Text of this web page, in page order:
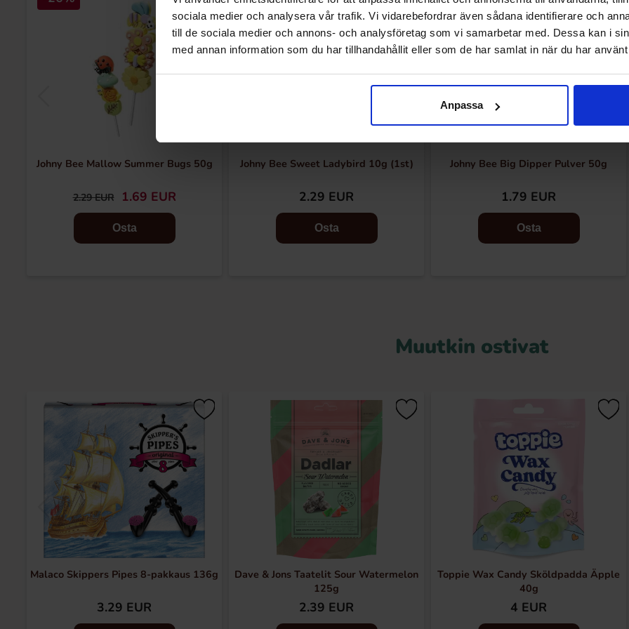
sociala medier och analysera vår trafik. Vi vidarebefordrar även sådana identifierare och
till de sociala medier och annons- och analysföretag som vi samarbetar med. Dessa kan i
med annan information som du har tillhandahållit eller som de har samlat in när du har
Anpassa
Johny Bee Mallow Summer Bugs 50g
2.29 EUR 1.69 EUR
Osta
Johny Bee Sweet Ladybird 10g (1st)
2.29 EUR
Osta
Johny Bee Big Dipper Pulver 50g
1.79 EUR
Osta
Muutkin ostivat
Malaco Skippers Pipes 8-pakkaus 136g
3.29 EUR
Dave & Jons Taatelit Sour Watermelon
125g
2.39 EUR
Toppie Wax Candy Sköldpadda Äpple
40g
4 EUR